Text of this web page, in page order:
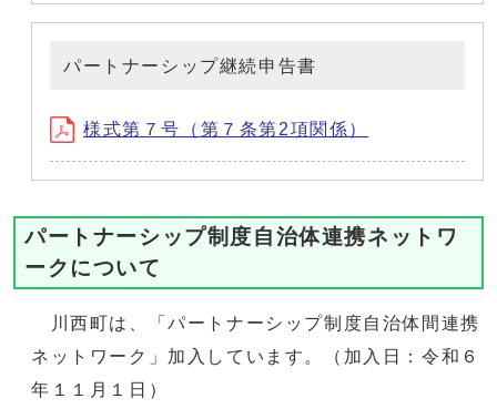
パートナーシップ継続申告書
様式第７号（第７条第2項関係）
パートナーシップ制度自治体連携ネットワ
ークについて
川西町は、「パートナーシップ制度自治体間連携
ネットワーク」加入しています。（加入日：令和６
年１１月１日）